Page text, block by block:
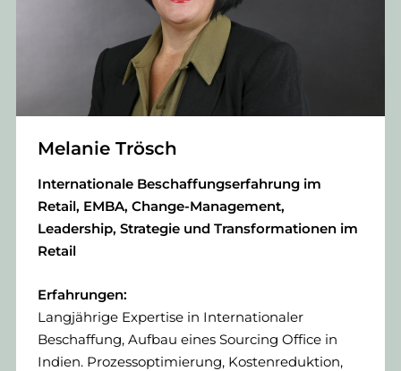
Melanie Trösch
Internationale Beschaffungserfahrung im
Retail, EMBA, Change-Management,
Leadership, Strategie und Transformationen im
Retail
Erfahrungen:
Langjährige Expertise in Internationaler
Beschaffung, Aufbau eines Sourcing Office in
Indien. Prozessoptimierung, Kostenreduktion,